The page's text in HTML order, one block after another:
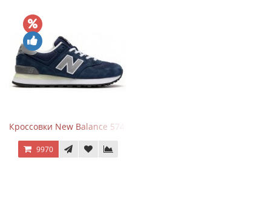
Кроссовки New Balance 574 Classic Blue Grey
9970